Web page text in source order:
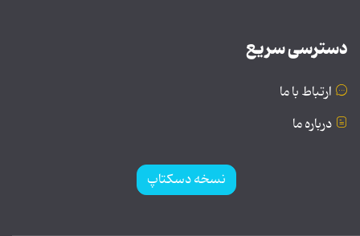
دسترسی سریع
ارتباط با ما
درباره ما
نسخه دسکتاپ